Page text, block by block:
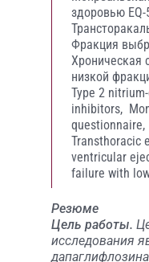
здоровью EQ-
Фракция
Хроническая
низкой
Type 2
inhibitors,
questionnaire,
Transthoracic
ventricular
failure with
Резюме
Цель работы.
исследования